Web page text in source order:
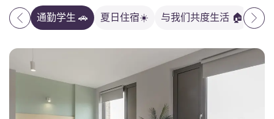
通勤学生 🚗 夏日住宿☀️ 与我们共度生活 🏠